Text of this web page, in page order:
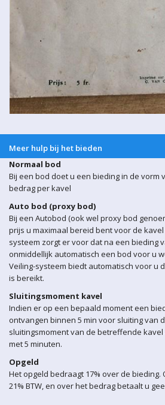
Meer hulp bij het bieden
Normaal bod
Bij een bod doet u een bieding in de vorm
bedrag per kavel
Auto bod (proxy bod)
Bij een Autobod (ook wel proxy bod
prijs u maximaal bereid bent voor de
systeem zorgt er voor dat na een bieding
onmiddellijk automatisch een bod voor u
Veiling-systeem biedt automatisch voor u
is bereikt.
Sluitingsmoment kavel
Indien er op een bepaald moment een
ontvangen binnen 5 min voor sluiting van
sluitingsmoment van de betreffende
met 5 minuten.
Opgeld
Het opgeld bedraagt 17% over de
21% BTW, en over het bedrag betaalt u